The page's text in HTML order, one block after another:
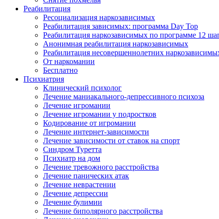
Реабилитация
Ресоциализация наркозависимых
Реабилитация зависимых: программа Day Top
Реабилитация наркозависимых по программе 12
Анонимная реабилитация наркозависимых
Реабилитация несовершеннолетних
От наркомании
Бесплатно
Психиатрия
Клинический психолог
Лечение маниакального-депрессивного психоза
Лечение игромании
Лечение игромании у подростков
Кодирование от игромании
Лечение интернет-зависимости
Лечение зависимости от ставок на спорт
Синдром Туретта
Психиатр на дом
Лечение тревожного расстройства
Лечение панических атак
Лечение неврастении
Лечение депрессии
Лечение булимии
Лечение биполярного расстройства